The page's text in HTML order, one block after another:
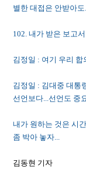
별한 대접은 안받아도
102. 내가 받은 보고
김정일 : 여기 우리 합
김정일 : 김대중 대통
선언보다...선언도 중
내가 원하는 것은 시
좀 박아 놓자...
김동현 기자